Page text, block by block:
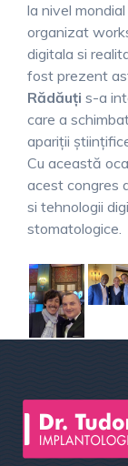
la nivel
organizat
digitala si
fost prezent
Rădăuţi s-a
care a
apariţii
Cu această
acest congres
si tehnologii
stomatologice.